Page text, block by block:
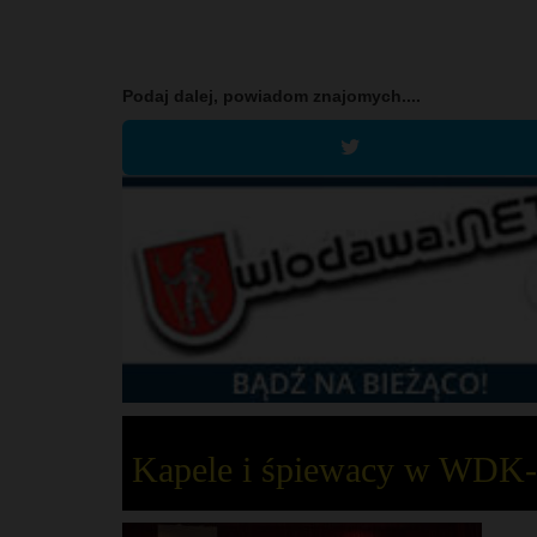
Podaj dalej, powiadom znajomych....
Kapele i śpiewacy w